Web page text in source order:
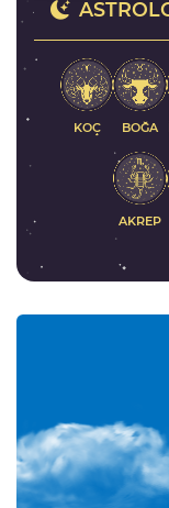
KOÇ BOĞA
AKREP